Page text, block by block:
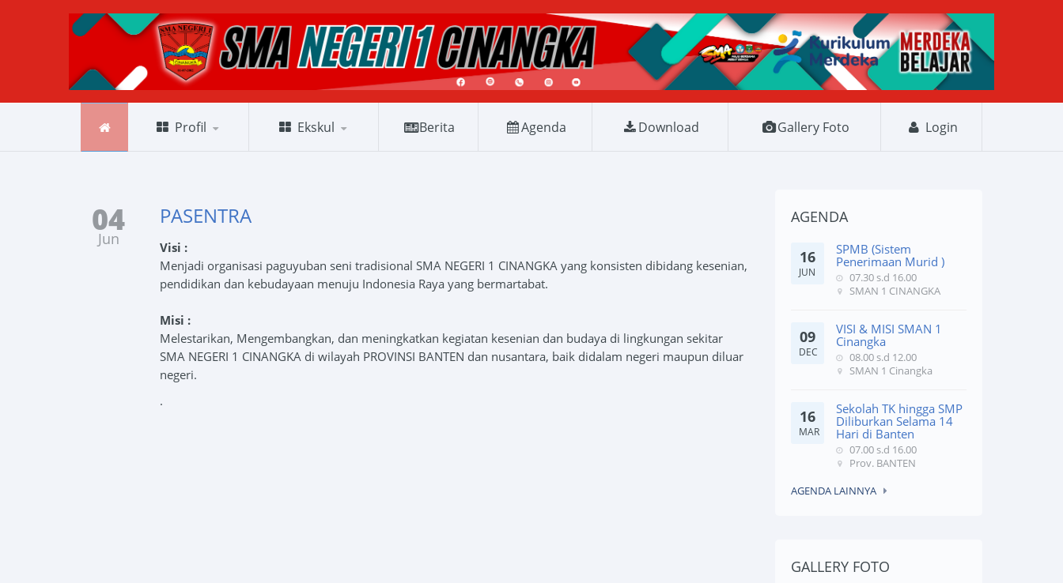
Profil Ekskul Berita Agenda Download Gallery Foto Login
EKSTRA KULIKULER
04
Jun
PASENTRA
Visi :
Menjadi organisasi paguyuban seni tradisional SMA NEGERI 1 CINANGKA yang konsisten dibidang kesenian,
pendidikan dan kebudayaan menuju Indonesia Raya yang bermartabat.
Misi :
Melestarikan, Mengembangkan, dan meningkatkan kegiatan kesenian dan budaya di lingkungan sekitar
SMA NEGERI 1 CINANGKA di wilayah PROVINSI BANTEN dan nusantara, baik didalam negeri maupun diluar
negeri.
.
AGENDA
16
JUN
SPMB (Sistem
Penerimaan Murid )
07.30 s.d 16.00
SMAN 1 CINANGKA
09
DEC
VISI & MISI SMAN 1
Cinangka
08.00 s.d 12.00
SMAN 1 Cinangka
16
MAR
Sekolah TK hingga SMP
Diliburkan Selama 14
Hari di Banten
07.00 s.d 16.00
Prov. BANTEN
AGENDA LAINNYA
GALLERY FOTO